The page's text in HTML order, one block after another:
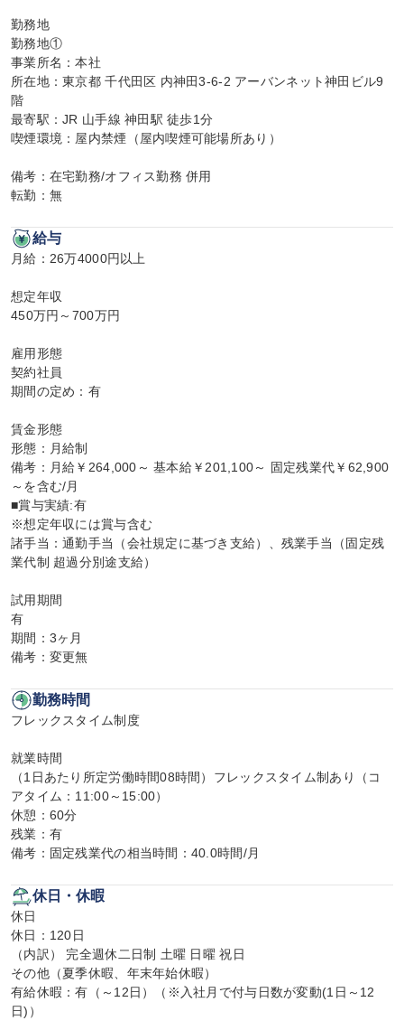
勤務地
勤務地①
事業所名：本社
所在地：東京都 千代田区 内神田3-6-2 アーバンネット神田ビル9
階
最寄駅：JR 山手線 神田駅 徒歩1分
喫煙環境：屋内禁煙（屋内喫煙可能場所あり）
備考：在宅勤務/オフィス勤務 併用
転勤：無
給与
月給：26万4000円以上
想定年収
450万円～700万円
雇用形態
契約社員
期間の定め：有
賃金形態
形態：月給制
備考：月給￥264,000～ 基本給￥201,100～ 固定残業代￥62,900
～を含む/月
■賞与実績:有
※想定年収には賞与含む
諸手当：通勤手当（会社規定に基づき支給）、残業手当（固定残
業代制 超過分別途支給）
試用期間
有
期間：3ヶ月
備考：変更無
勤務時間
フレックスタイム制度
就業時間
（1日あたり所定労働時間08時間）フレックスタイム制あり（コ
アタイム：11:00～15:00）
休憩：60分
残業：有
備考：固定残業代の相当時間：40.0時間/月
休日・休暇
休日
休日：120日
（内訳） 完全週休二日制 土曜 日曜 祝日
その他（夏季休暇、年末年始休暇）
有給休暇：有（～12日）（※入社月で付与日数が変動(1日～12
日)）